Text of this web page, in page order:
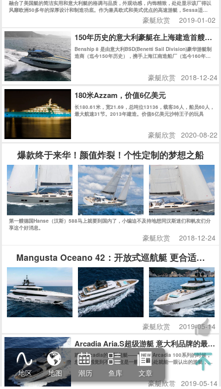
第一艘德国Hanse（汉斯）588马上就要到国内了，小编迫不及待地想同汉斯迷们和帆友们分
豪艇欣赏 2018-12-24
Mangusta Oceano 42：开放式巡航艇 更合适家庭
Arcadia Aria.S超级游艇 意大利品牌的最新
踏上Arcadia的最新超艇——其全新Arcadia 100系列的时候，
您就会感觉到不同。这是一艘在很远处就能一眼认出的游艇，即
使停在码头在众多游艇之中仍然具有极高辨识度。今天我们会带
读者近距离了解这艘意大利品牌的最新“环保卫士”。
豪艇欣赏 2019-05-14
Copyright © 2014Eisk.CN.Allrights reservedsitemap
粤公网安备 44170202000142号
粤ICP备14100453号-1
地区 地图 潮历 鱼库 文章